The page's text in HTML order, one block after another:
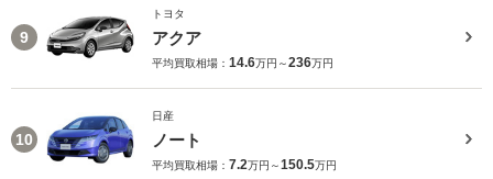
9
トヨタ
アクア
平均買取相場： 14.6万円～236万円
10
日産
ノート
平均買取相場： 7.2万円～150.5万円